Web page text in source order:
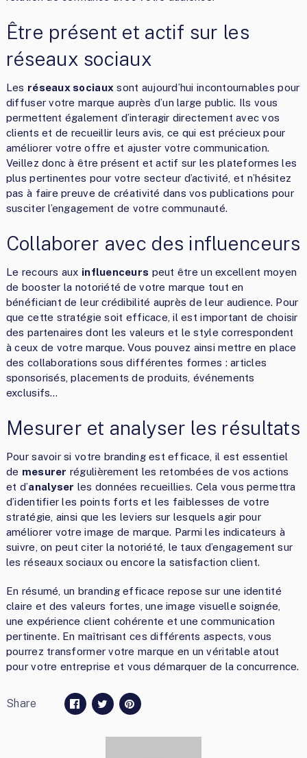
Être présent et actif sur les
réseaux sociaux
Les réseaux sociaux sont aujourd’hui incontournables pour
diffuser votre marque auprès d’un large public. Ils vous
permettent également d’interagir directement avec vos
clients et de recueillir leurs avis, ce qui est précieux pour
améliorer votre offre et ajuster votre communication.
Veillez donc à être présent et actif sur les plateformes les
plus pertinentes pour votre secteur d’activité, et n’hésitez
pas à faire preuve de créativité dans vos publications pour
susciter l’engagement de votre communauté.
Collaborer avec des influenceurs
Le recours aux influenceurs peut être un excellent moyen
de booster la notoriété de votre marque tout en
bénéficiant de leur crédibilité auprès de leur audience. Pour
que cette stratégie soit efficace, il est important de choisir
des partenaires dont les valeurs et le style correspondent
à ceux de votre marque. Vous pouvez ainsi mettre en place
des collaborations sous différentes formes : articles
sponsorisés, placements de produits, événements
exclusifs…
Mesurer et analyser les résultats
Pour savoir si votre branding est efficace, il est essentiel
de mesurer régulièrement les retombées de vos actions
et d’analyser les données recueillies. Cela vous permettra
d’identifier les points forts et les faiblesses de votre
stratégie, ainsi que les leviers sur lesquels agir pour
améliorer votre image de marque. Parmi les indicateurs à
suivre, on peut citer la notoriété, le taux d’engagement sur
les réseaux sociaux ou encore la satisfaction client.
En résumé, un branding efficace repose sur une identité
claire et des valeurs fortes, une image visuelle soignée,
une expérience client cohérente et une communication
pertinente. En maîtrisant ces différents aspects, vous
pourrez transformer votre marque en un véritable atout
pour votre entreprise et vous démarquer de la concurrence.
Share